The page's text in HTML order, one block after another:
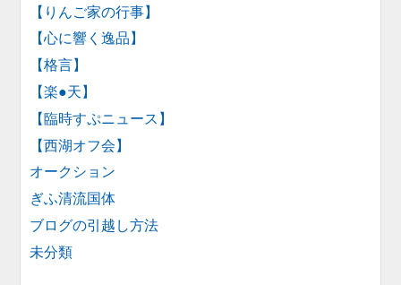
【りんご家の行事】
【心に響く逸品】
【格言】
【楽●天】
【臨時すぷニュース】
【西湖オフ会】
オークション
ぎふ清流国体
ブログの引越し方法
未分類